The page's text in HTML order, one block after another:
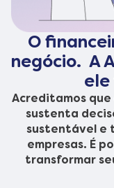
O
negócio. A
ele
Acreditamos
sustenta
sustentável e
empresas. É
transformar